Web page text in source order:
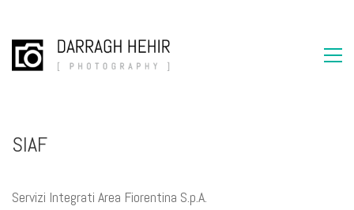
SIAF
Servizi Integrati Area Fiorentina S.p.A.